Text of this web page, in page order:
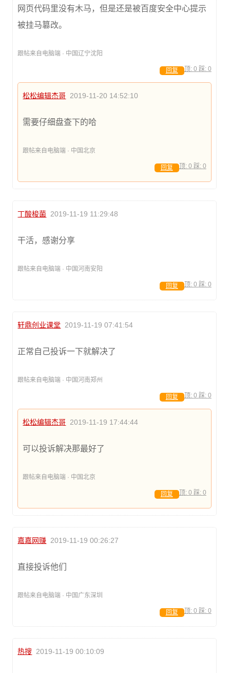
网页代码里没有木马，但是还是被百度安全中心提示
被挂马篡改。
跟帖来自电脑端 · 中国辽宁沈阳
顶: 0 踩: 0
回复
松松编辑杰哥 2019-11-20 14:52:10
需要仔细盘查下的哈
跟帖来自电脑端 · 中国北京
顶: 0 踩: 0
回复
丁酸梭菌 2019-11-19 11:29:48
干活，感谢分享
跟帖来自电脑端 · 中国河南安阳
顶: 0 踩: 0
回复
轩鼎创业课堂 2019-11-19 07:41:54
正常自己投诉一下就解决了
跟帖来自电脑端 · 中国河南郑州
顶: 0 踩: 0
回复
松松编辑杰哥 2019-11-19 17:44:44
可以投诉解决那最好了
跟帖来自电脑端 · 中国北京
顶: 0 踩: 0
回复
嘉嘉网赚 2019-11-19 00:26:27
直接投诉他们
跟帖来自电脑端 · 中国广东深圳
顶: 0 踩: 0
回复
热搜 2019-11-19 00:10:09